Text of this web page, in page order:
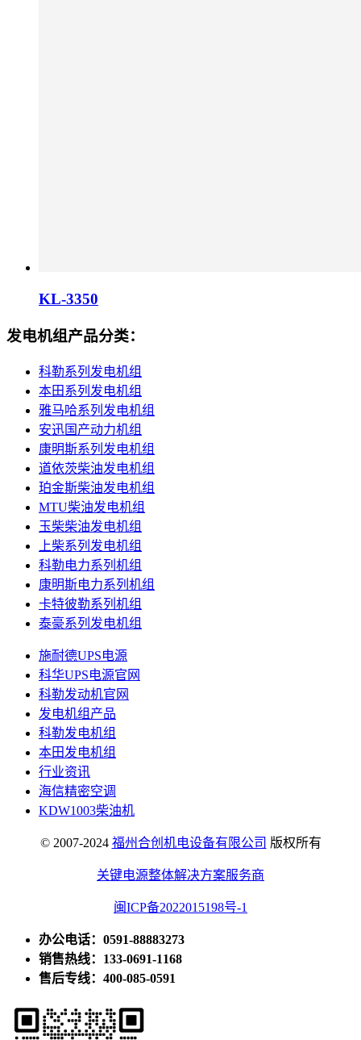
KL-3350
发电机组产品分类：
科勒系列发电机组
本田系列发电机组
雅马哈系列发电机组
安迅国产动力机组
康明斯系列发电机组
道依茨柴油发电机组
珀金斯柴油发电机组
MTU柴油发电机组
玉柴柴油发电机组
上柴系列发电机组
科勒电力系列机组
康明斯电力系列机组
卡特彼勒系列机组
泰豪系列发电机组
施耐德UPS电源
科华UPS电源官网
科勒发动机官网
发电机组产品
科勒发电机组
本田发电机组
行业资讯
海信精密空调
KDW1003柴油机
© 2007-2024 福州合创机电设备有限公司 版权所有
关键电源整体解决方案服务商
闽ICP备2022015198号-1
办公电话：0591-88883273
销售热线：133-0691-1168
售后专线：400-085-0591